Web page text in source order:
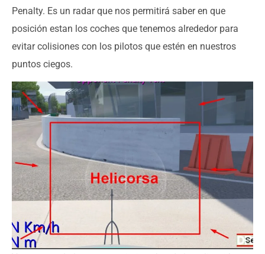
Penalty. Es un radar que nos permitirá saber en que
posición estan los coches que tenemos alrededor para
evitar colisiones con los pilotos que estén en nuestros
puntos ciegos.